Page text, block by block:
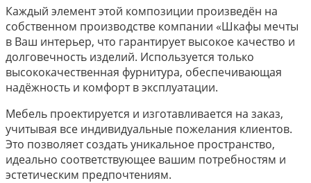
Каждый элемент этой композиции произведён на
собственном производстве компании «Шкафы мечты
в Ваш интерьер, что гарантирует высокое качество и
долговечность изделий. Используется только
высококачественная фурнитура, обеспечивающая
надёжность и комфорт в эксплуатации.
Мебель проектируется и изготавливается на заказ,
учитывая все индивидуальные пожелания клиентов.
Это позволяет создать уникальное пространство,
идеально соответствующее вашим потребностям и
эстетическим предпочтениям.